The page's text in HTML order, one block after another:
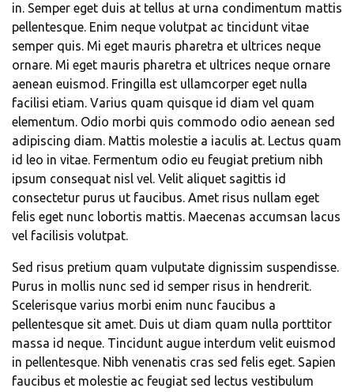
in. Semper eget duis at tellus at urna condimentum mattis
pellentesque. Enim neque volutpat ac tincidunt vitae
semper quis. Mi eget mauris pharetra et ultrices neque
ornare. Mi eget mauris pharetra et ultrices neque ornare
aenean euismod. Fringilla est ullamcorper eget nulla
facilisi etiam. Varius quam quisque id diam vel quam
elementum. Odio morbi quis commodo odio aenean sed
adipiscing diam. Mattis molestie a iaculis at. Lectus quam
id leo in vitae. Fermentum odio eu feugiat pretium nibh
ipsum consequat nisl vel. Velit aliquet sagittis id
consectetur purus ut faucibus. Amet risus nullam eget
felis eget nunc lobortis mattis. Maecenas accumsan lacus
vel facilisis volutpat.
Sed risus pretium quam vulputate dignissim suspendisse.
Purus in mollis nunc sed id semper risus in hendrerit.
Scelerisque varius morbi enim nunc faucibus a
pellentesque sit amet. Duis ut diam quam nulla porttitor
massa id neque. Tincidunt augue interdum velit euismod
in pellentesque. Nibh venenatis cras sed felis eget. Sapien
faucibus et molestie ac feugiat sed lectus vestibulum